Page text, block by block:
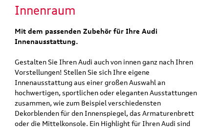
Innenraum
Mit dem passenden Zubehör für Ihre Audi
Innenausstattung.
Gestalten Sie Ihren Audi auch von innen ganz nach Ihren
Vorstellungen! Stellen Sie sich Ihre eigene
Innenausstattung aus einer großen Auswahl an
hochwertigen, sportlichen oder eleganten Ausstattungen
zusammen, wie zum Beispiel verschiedensten
Dekorblenden für den Innenspiegel, das Armaturenbrett
oder die Mittelkonsole. Ein Highlight für Ihren Audi sind